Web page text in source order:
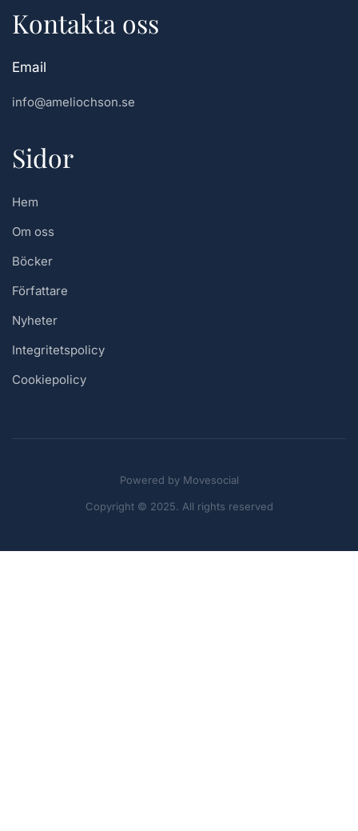
Kontakta oss
Email
info@ameliochson.se
Sidor
Hem
Om oss
Böcker
Författare
Nyheter
Integritetspolicy
Cookiepolicy
Powered by Movesocial
Copyright © 2025. All rights reserved